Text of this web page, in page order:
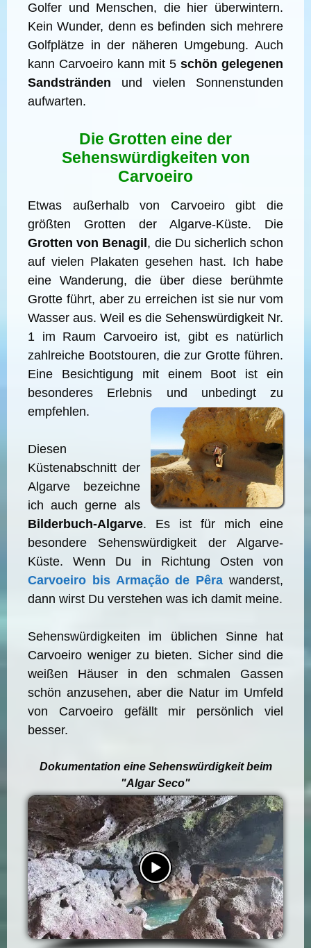
Golfer und Menschen, die hier überwintern.
Kein Wunder, denn es befinden sich mehrere
Golfplätze in der näheren Umgebung. Auch
kann Carvoeiro kann mit 5 schön gelegenen
Sandstränden und vielen Sonnenstunden
aufwarten.
Die Grotten eine der
Sehenswürdigkeiten von
Carvoeiro
Etwas außerhalb von Carvoeiro gibt die
größten Grotten der Algarve-Küste. Die
Grotten von Benagil , die Du sicherlich schon
auf vielen Plakaten gesehen hast. Ich habe
eine Wanderung, die über diese berühmte
Grotte führt, aber zu erreichen ist sie nur vom
Wasser aus. Weil es die Sehenswürdigkeit Nr.
1 im Raum Carvoeiro ist, gibt es natürlich
zahlreiche Bootstouren, die zur Grotte führen.
Eine Besichtigung mit einem Boot ist ein
besonderes Erlebnis und unbedingt zu
empfehlen.
Diesen
Küstenabschnitt der
Algarve bezeichne
ich auch gerne als
Bilderbuch-Algarve. Es ist für mich eine
besondere Sehenswürdigkeit der Algarve-
Küste. Wenn Du in Richtung Osten von
Carvoeiro bis Armação de Pêra wanderst,
dann wirst Du verstehen was ich damit meine.
Sehenswürdigkeiten im üblichen Sinne hat
Carvoeiro weniger zu bieten. Sicher sind die
weißen Häuser in den schmalen Gassen
schön anzusehen, aber die Natur im Umfeld
von Carvoeiro gefällt mir persönlich viel
besser.
Dokumentation eine Sehenswürdigkeit beim
"Algar Seco"